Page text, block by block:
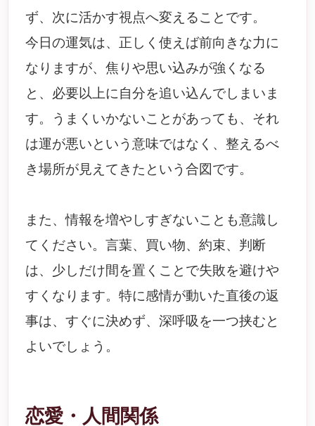
ず、次に活かす視点へ変えることです。
今日の運気は、正しく使えば前向きな力に
なりますが、焦りや思い込みが強くなる
と、必要以上に自分を追い込んでしまいま
す。うまくいかないことがあっても、それ
は運が悪いという意味ではなく、整えるべ
き場所が見えてきたという合図です。
また、情報を増やしすぎないことも意識し
てください。言葉、買い物、約束、判断
は、少しだけ間を置くことで失敗を避けや
すくなります。特に感情が動いた直後の返
事は、すぐに決めず、深呼吸を一つ挟むと
よいでしょう。
恋愛・人間関係